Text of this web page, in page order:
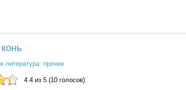
литература: прочее
4.4 из 5 (10 голосов)